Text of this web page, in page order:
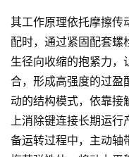
其工作原理依托摩擦传
配时，通过紧固配套螺
生径向收缩的抱紧力，
合，形成高强度的过盈
动的结构模式，依靠接
上消除键连接长期运行
备运转过程中，主动轴